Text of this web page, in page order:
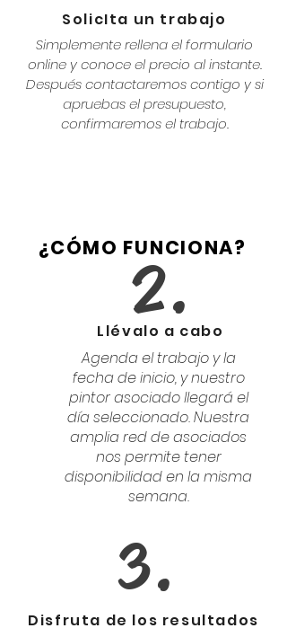
SolicIta un trabajo
Simplemente rellena el formulario
online y conoce el precio al instante.
Después contactaremos contigo y si
apruebas el presupuesto,
confirmaremos el trabajo.
¿CÓMO FUNCIONA?
2.
Llévalo a cabo
Agenda el trabajo y la
fecha de inicio, y nuestro
pintor asociado llegará el
día seleccionado. Nuestra
amplia red de asociados
nos permite tener
disponibilidad en la misma
semana.
3.
Disfruta de los resultados